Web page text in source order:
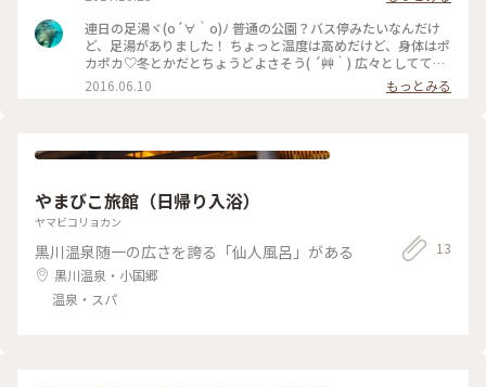
連日の足湯ヾ(o´∀｀o)ﾉ 普通の公園？バス停みたいなんだけ
ど、足湯がありました！ ちょっと温度は高めだけど、身体はポ
カポカ♡冬とかだとちょうどよさそう( ´艸｀) 広々としてて、
大人数でも入れそうなほど広かったです！石のテーブルと椅子
もあったりしてのんびり出来ました＼(^o^)／ #足湯 #玉名 #熊
2016.06.10 もっとみる
やまびこ旅館（日帰り入浴）
ヤマビコリョカン
黒川温泉随一の広さを誇る「仙人風呂」がある
黒川温泉・小国郷
温泉・スパ
13